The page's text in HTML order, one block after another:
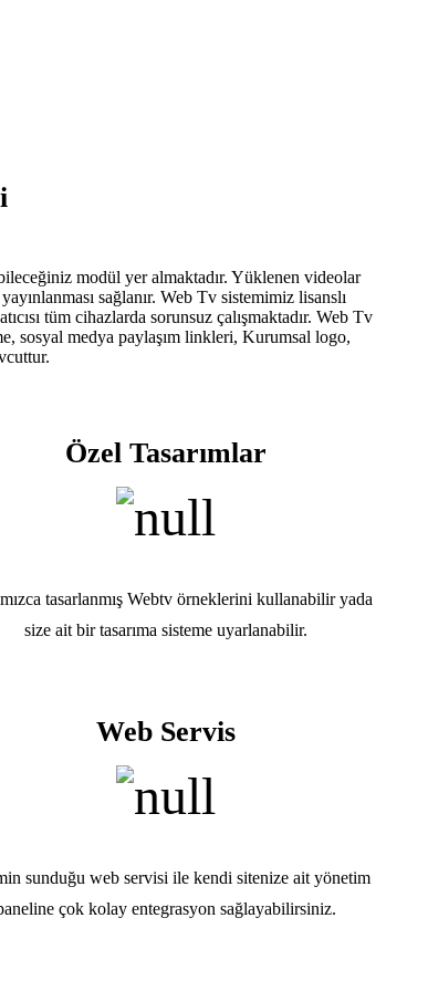
modül yer almaktadır. Yüklenen videolar
sağlanır. Web Tv sistemimiz lisanslı
tüm cihazlarda sorunsuz çalışmaktadır. Web Tv
sosyal medya paylaşım linkleri, Kurumsal logo,
Özel Tasarımlar
tasarlanmış Webtv örneklerini kullanabilir yada
size ait bir tasarıma sisteme uyarlanabilir.
Web Servis
sunduğu web servisi ile kendi sitenize ait yönetim
çok kolay entegrasyon sağlayabilirsiniz.